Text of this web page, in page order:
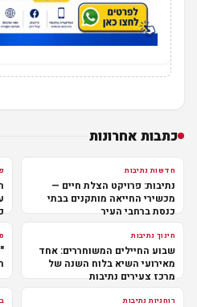
כתבות אחרונות
חדשות נתיבות
נתיבות: פרויקט הצלת חיים —
מכשירי החייאה מותקנים בבתי
כנסת ברחבי העיר
חינוך נתיבות
שבוע החיילים המשוחררים: אחד
מאירועי השיא בלוח השנה של
מרכז צעירים נתיבות
רוחניות נתיבות